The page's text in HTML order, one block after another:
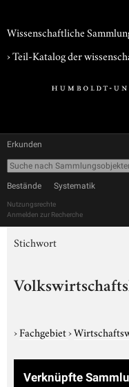
Wissenschaftliche
› Teil-Katalog der
Erkunden
Bestände Systematik
Nutzungsrechte
Anmelden zur Recherche
Stichwort
›Fachgebiet›
Verknüpfte